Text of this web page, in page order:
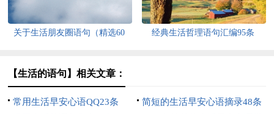
关于生活朋友圈语句（精选60
经典生活哲理语句汇编95条
【生活的语句】相关文章：
常用生活早安心语QQ23条
简短的生活早安心语摘录48条